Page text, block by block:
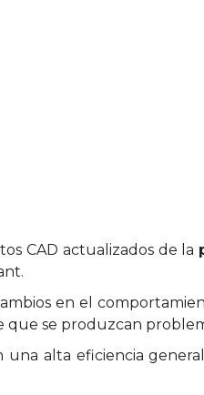
CAD actualizados de la
en el
se produzcan
una alta eficiencia